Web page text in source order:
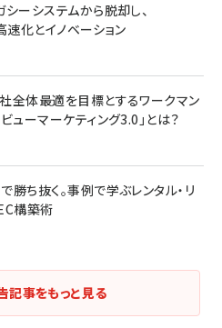
ーシステムから脱却し、
化とイノベーション
社全体最適を目標とするワークマン
ューマーケティング3.0」とは？
勝ち抜く。事例で学ぶレンタル・リ
構築術
記事をもっと見る